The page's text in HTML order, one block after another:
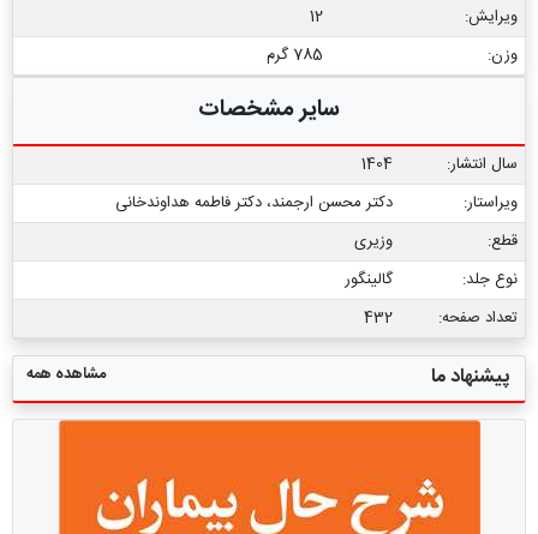
ویرایش:
12
وزن:
785 گرم
سایر مشخصات
سال انتشار:
1404
ویراستار:
دکتر محسن ارجمند، دکتر فاطمه هداوندخانی
قطع:
وزیری
نوع جلد:
گالینگور
تعداد صفحه:
432
پیشنهاد ما مشاهده همه